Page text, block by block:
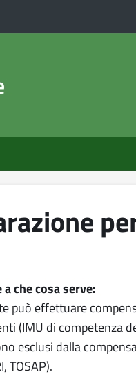
a che cosa serve:
può effettuare
(IMU di competenza
esclusi dalla
TOSAP).